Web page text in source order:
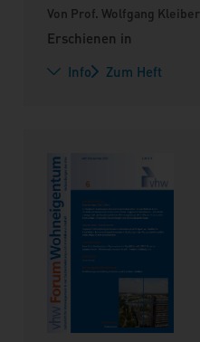
Von Prof. Wolfgang Kleiber
Erschienen in
Info
Zum Heft